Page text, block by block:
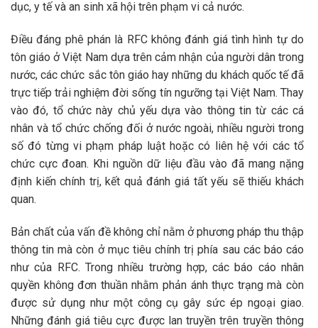
dục, y tế và an sinh xã hội trên phạm vi cả nước.
Điều đáng phê phán là RFC không đánh giá tình hình tự do
tôn giáo ở Việt Nam dựa trên cảm nhận của người dân trong
nước, các chức sắc tôn giáo hay những du khách quốc tế đã
trực tiếp trải nghiệm đời sống tín ngưỡng tại Việt Nam. Thay
vào đó, tổ chức này chủ yếu dựa vào thông tin từ các cá
nhân và tổ chức chống đối ở nước ngoài, nhiều người trong
số đó từng vi phạm pháp luật hoặc có liên hệ với các tổ
chức cực đoan. Khi nguồn dữ liệu đầu vào đã mang nặng
định kiến chính trị, kết quả đánh giá tất yếu sẽ thiếu khách
quan.
Bản chất của vấn đề không chỉ nằm ở phương pháp thu thập
thông tin mà còn ở mục tiêu chính trị phía sau các báo cáo
như của RFC. Trong nhiều trường hợp, các báo cáo nhân
quyền không đơn thuần nhằm phản ánh thực trạng mà còn
được sử dụng như một công cụ gây sức ép ngoại giao.
Những đánh giá tiêu cực được lan truyền trên truyền thông